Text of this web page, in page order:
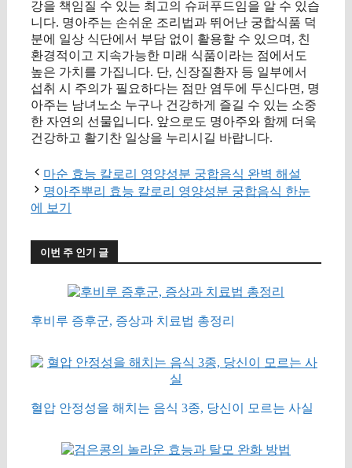
강을 책임질 수 있는 최고의 슈퍼푸드임을 알 수 있습
니다. 명아주는 손쉬운 조리법과 뛰어난 궁합식품 덕
분에 일상 식단에서 부담 없이 활용할 수 있으며, 친
환경적이고 지속가능한 미래 식품이라는 점에서도
높은 가치를 가집니다. 단, 신장질환자 등 일부에서
섭취 시 주의가 필요하다는 점만 염두에 두신다면, 명
아주는 남녀노소 누구나 건강하게 즐길 수 있는 소중
한 자연의 선물입니다. 앞으로도 명아주와 함께 더욱
건강하고 활기찬 일상을 누리시길 바랍니다.
마순 효능 칼로리 영양성분 궁합음식 완벽 해설
명아주뿌리 효능 칼로리 영양성분 궁합음식 한눈
에 보기
이번 주 인기 글
후비루 증후군, 증상과 치료법 총정리
혈압 안정성을 해치는 음식 3종, 당신이 모르는 사실